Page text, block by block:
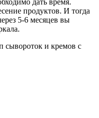
продуктов. И тогда
5-6 месяцев вы
сывороток и кремов с